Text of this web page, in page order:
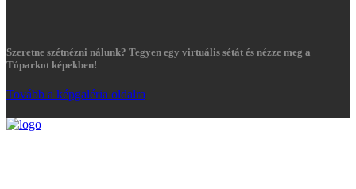
Szeretne szétnézni nálunk? Tegyen egy virtuális sétát és nézze meg a
Tóparkot képekben!
Tovább a képgaléria oldalra